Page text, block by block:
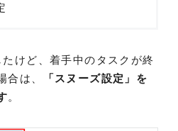
けど、着手中のタスクが終
合は、
「スヌーズ設定」を
。